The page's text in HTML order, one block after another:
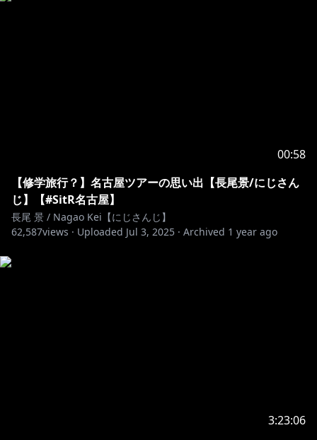
＋＋＋
※未成年者の視聴者の方々は、下記リンク先の注意事項
00:58
【修学旅行？】名古屋ツアーの思い出【長尾景/にじさん
じ】【#SitR名古屋】
長尾 景 / Nagao Kei【にじさんじ】
62,587views · Uploaded Jul 3, 2025 · Archived 1 year ago
3:23:06